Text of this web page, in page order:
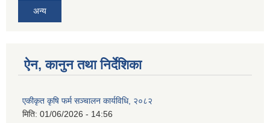
अन्य
ऐन, कानुन तथा निर्देशिका
एकीकृत कृषि फर्म सञ्चालन कार्यविधि, २०८२
मिति: 01/06/2026 - 14:56